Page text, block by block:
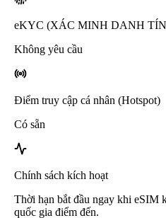
eKYC (XÁC MINH DANH
Không yêu cầu
Điểm truy cập cá nhân (Hotspot)
Có sẵn
Chính sách kích hoạt
Thời hạn bắt đầu ngay khi eSIM
quốc gia điểm đến.